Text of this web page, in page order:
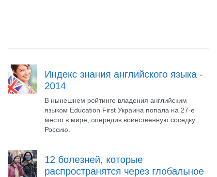
Индекс знания английского языка -
2014
В нынешнем рейтинге владения английским
языком Education First Украина попала на 27-е
место в мире, опередив воинственную соседку
Россию.
12 болезней, которые
распространятся через глобальное